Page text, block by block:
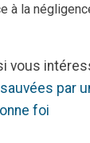
à la
vous
par
foi